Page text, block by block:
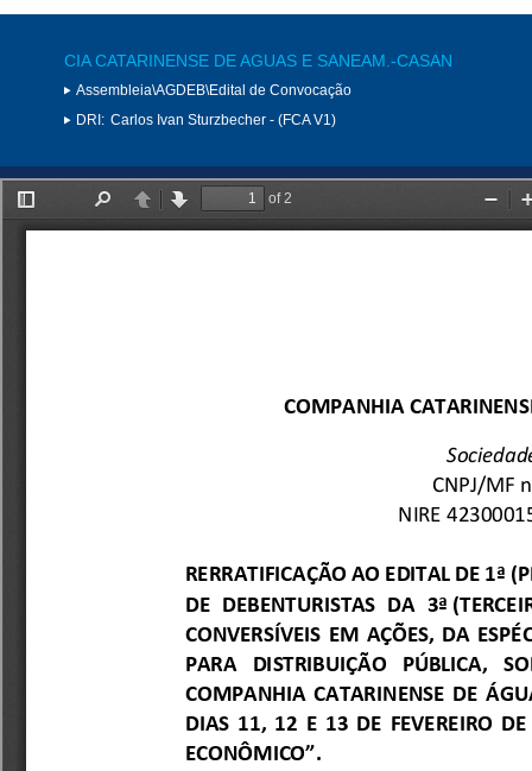
CIA CATARINENSE DE AGUAS E SANEAM.-CASAN
Assembleia\AGDEB\Edital de Convocação
DRI: Carlos Ivan Sturzbecher - (FCA V1)